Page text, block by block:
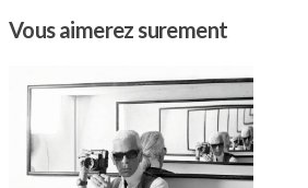
Vous aimerez surement